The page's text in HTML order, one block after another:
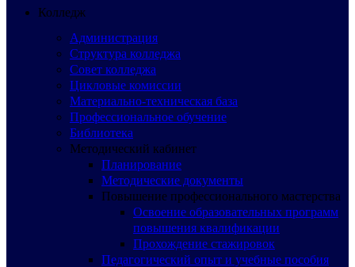
Колледж
Администрация
Структура колледжа
Совет колледжа
Цикловые комиссии
Материально-техническая база
Профессиональное обучение
Библиотека
Методический кабинет
Планирование
Методические документы
Повышение профессионального мастерства
Освоение образовательных программ
повышения квалификации
Прохождение стажировок
Педагогический опыт и учебные пособия